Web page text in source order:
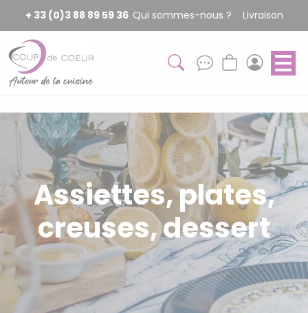
+ 33 (0)3 88 89 59 36 Qui sommes-nous ? Livraison
Assiettes, plates,
creuses, dessert
Panneau de gestion des cookies